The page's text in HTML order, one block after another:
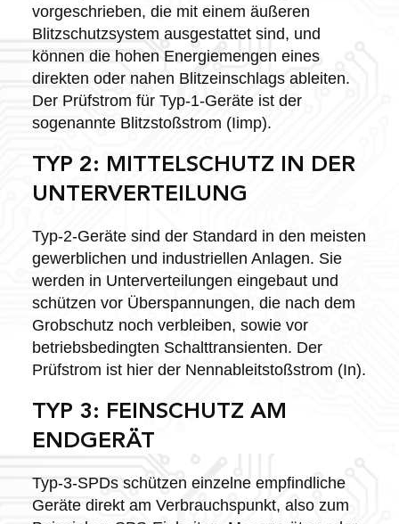
vorgeschrieben, die mit einem äußeren
Blitzschutzsystem ausgestattet sind, und
können die hohen Energiemengen eines
direkten oder nahen Blitzeinschlags ableiten.
Der Prüfstrom für Typ-1-Geräte ist der
sogenannte Blitzstoßstrom (Iimp).
TYP 2: MITTELSCHUTZ IN DER
UNTERVERTEILUNG
Typ-2-Geräte sind der Standard in den meisten
gewerblichen und industriellen Anlagen. Sie
werden in Unterverteilungen eingebaut und
schützen vor Überspannungen, die nach dem
Grobschutz noch verbleiben, sowie vor
betriebsbedingten Schalttransienten. Der
Prüfstrom ist hier der Nennableitstoßstrom (In).
TYP 3: FEINSCHUTZ AM
ENDGERÄT
Typ-3-SPDs schützen einzelne empfindliche
Geräte direkt am Verbrauchspunkt, also zum